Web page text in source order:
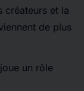
créateurs et la
de plus
un rôle